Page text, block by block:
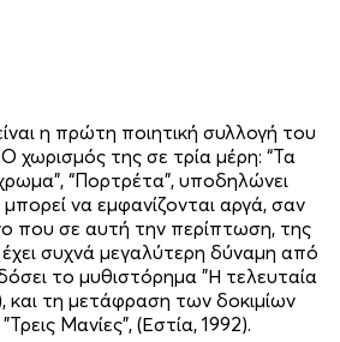
η πρώτη ποιητική συλλογή του
χωρισμός της σε τρία μέρη: “Τα
“Πορτρέτα”, υποδηλώνει
να εμφανίζονται αργά, σαν
που σε αυτή την περίπτωση, της
συχνά μεγαλύτερη δύναμη από
το μυθιστόρημα "Η τελευταία
και τη μετάφραση των δοκιμίων
Μανίες", (Εστία, 1992).